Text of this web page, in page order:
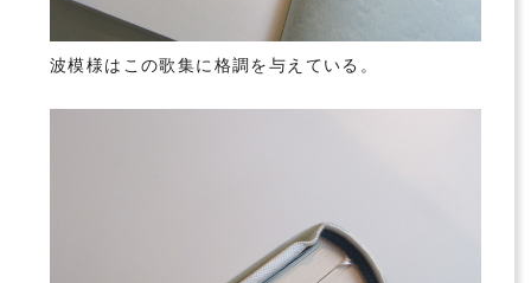
波模様はこの歌集に格調を与えている。